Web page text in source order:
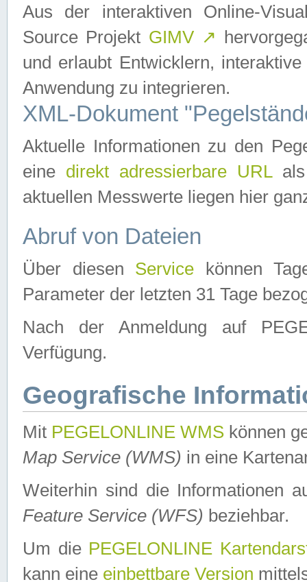
Aus der interaktiven Online-
Source Projekt GIMV ↗
und erlaubt Entwicklern,
Anwendung zu integrieren.
XML-Dokument
Aktuelle Informationen zu den
eine direkt adressierbare URLals
aktuellen Messwerte liegen hier
Abruf von Dateien
Über diesen Service können
Parameter der letzten 31 Tage
Nach der Anmeldung auf
Verfügung.
Geografische
Mit PEGELONLINE WMS können
Map Service (WMS) in eine
Weiterhin sind die Informationen
Feature Service (WFS) beziehbar.
Um die PEGELONLINE
kann eine einbettbare Version